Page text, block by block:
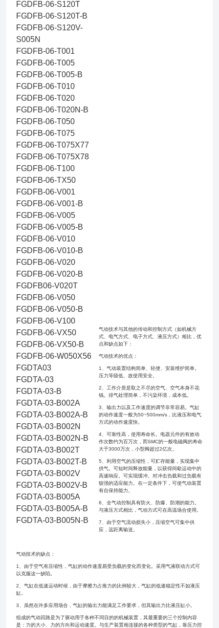
FGDFB-06-S120T
FGDFB-06-S120T-B
FGDFB-06-S120V-
S005N
FGDFB-06-T001
FGDFB-06-T005
FGDFB-06-T005-B
FGDFB-06-T010
FGDFB-06-T020
FGDFB-06-T020N-B
FGDFB-06-T050
FGDFB-06-T075
FGDFB-06-T075X77
FGDFB-06-T075X78
FGDFB-06-T100
FGDFB-06-TX50
FGDFB-06-V001
FGDFB-06-V001-B
FGDFB-06-V005
FGDFB-06-V005-B
FGDFB-06-V010
FGDFB-06-V010-B
FGDFB-06-V020
FGDFB-06-V020-B
FGDFB06-V020T
FGDFB-06-V050
FGDFB-06-V050-B
FGDFB-06-V100
FGDFB-06-VX50
FGDFB-06-VX50-B
FGDFB-06-W050X56
FGDTA03
FGDTA-03
FGDTA-03-B
FGDTA-03-B002A
FGDTA-03-B002A-B
FGDTA-03-B002N
FGDTA-03-B002N-B
FGDTA-03-B002T
FGDTA-03-B002T-B
FGDTA-03-B002V
FGDTA-03-B002V-B
FGDTA-03-B005A
FGDTA-03-B005A-B
FGDTA-03-B005N-B
气动技术与其他的传动和控制方式（如机械方
式、电气方式、电子方式、液压方式）相比，优
点和缺点如下：
气动技术的优点：
1、气动装置结构简单、轻便、安装维护简单。
压力等级低、故使用安全。
2、工作介质是取之不尽的空气、空气本身不花
钱。排气处理简单，不污染环境，成本低。
3、输出力以及工作速度的调节非常容易。气缸
的动作速度一般为50~500mm/s，比液压和电气
方式的动作速度快。
4、可靠性高，使用寿命长。电器元件的有效动
作次数约为百万次，而SMC的一般电磁阀的寿命
大于3000万次，小型阀超过2亿次。
5、利用空气的压缩性，可贮存能量，实现集中
供气。可短时间释放能量，以获得间歇运动中的
高速响应。可实现缓冲。对冲击负载和过负载有
较强的适应能力。在一定条件下，可使气动装置
有自保持能力。
6、全气动控制具有防火、防爆、防潮的能力。
与液压方式相比，气动方式可在高温场合使用。
7、由于空气流动损失小，压缩空气可集中供
应，远距离输送。
气动技术的缺点：
1、由于空气有压缩性，气缸的动作速度易受负载的变化而变化。采用气液联动方式可
以克服这一缺陷。
2、气缸在低速运动时候，由于摩擦力占推力的比例较大，气缸的低速稳定性不如液压
缸。
3、虽然在许多应用场合，气缸的输出力能满足工作要求，但其输出力比液压缸小。
组成的气动回路是为了驱动用于各种不同目的的机械装置，其最重要的三个控制内容
是：力的大小、力的方向和运动速度。与生产装置相连接的各种类型的气缸，靠压力控